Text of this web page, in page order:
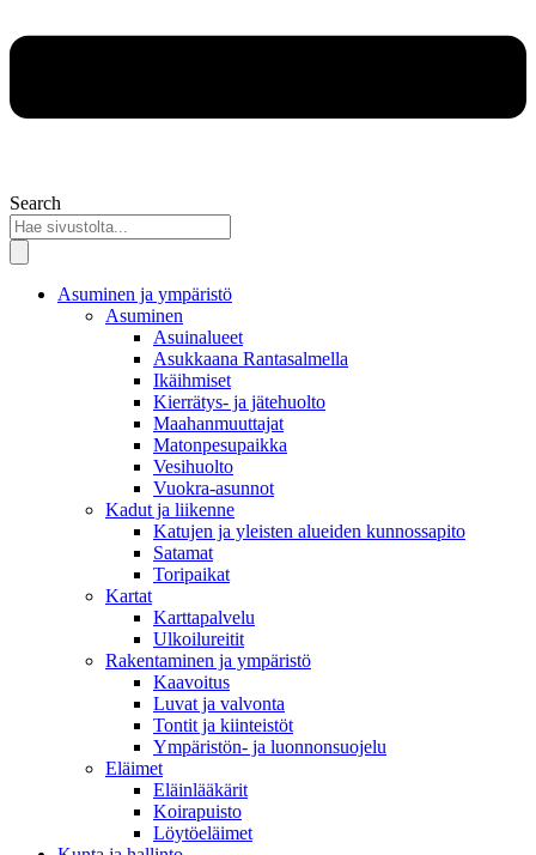
Search
Asuminen ja ympäristö
Asuminen
Asuinalueet
Asukkaana Rantasalmella
Ikäihmiset
Kierrätys- ja jätehuolto
Maahanmuuttajat
Matonpesupaikka
Vesihuolto
Vuokra-asunnot
Kadut ja liikenne
Katujen ja yleisten alueiden kunnossapito
Satamat
Toripaikat
Kartat
Karttapalvelu
Ulkoilureitit
Rakentaminen ja ympäristö
Kaavoitus
Luvat ja valvonta
Tontit ja kiinteistöt
Ympäristön- ja luonnonsuojelu
Eläimet
Eläinlääkärit
Koirapuisto
Löytöeläimet